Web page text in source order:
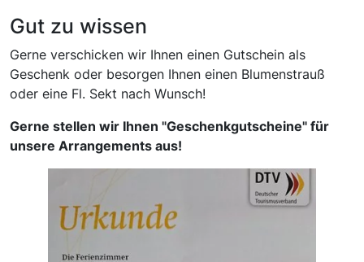
Gut zu wissen
Gerne verschicken wir Ihnen einen Gutschein als
Geschenk oder besorgen Ihnen einen Blumenstrauß
oder eine Fl. Sekt nach Wunsch!
Gerne stellen wir Ihnen "Geschenkgutscheine" für
unsere Arrangements aus!